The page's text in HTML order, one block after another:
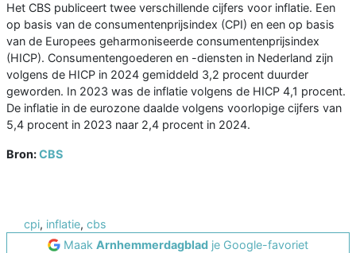
Het CBS publiceert twee verschillende cijfers voor inflatie. Een
op basis van de consumentenprijsindex (CPI) en een op basis
van de Europees geharmoniseerde consumentenprijsindex
(HICP). Consumentengoederen en -diensten in Nederland zijn
volgens de HICP in 2024 gemiddeld 3,2 procent duurder
geworden. In 2023 was de inflatie volgens de HICP 4,1 procent.
De inflatie in de eurozone daalde volgens voorlopige cijfers van
5,4 procent in 2023 naar 2,4 procent in 2024.
Bron:CBS
cpi, inflatie, cbs
Maak Arnhemmerdagblad je Google-favoriet